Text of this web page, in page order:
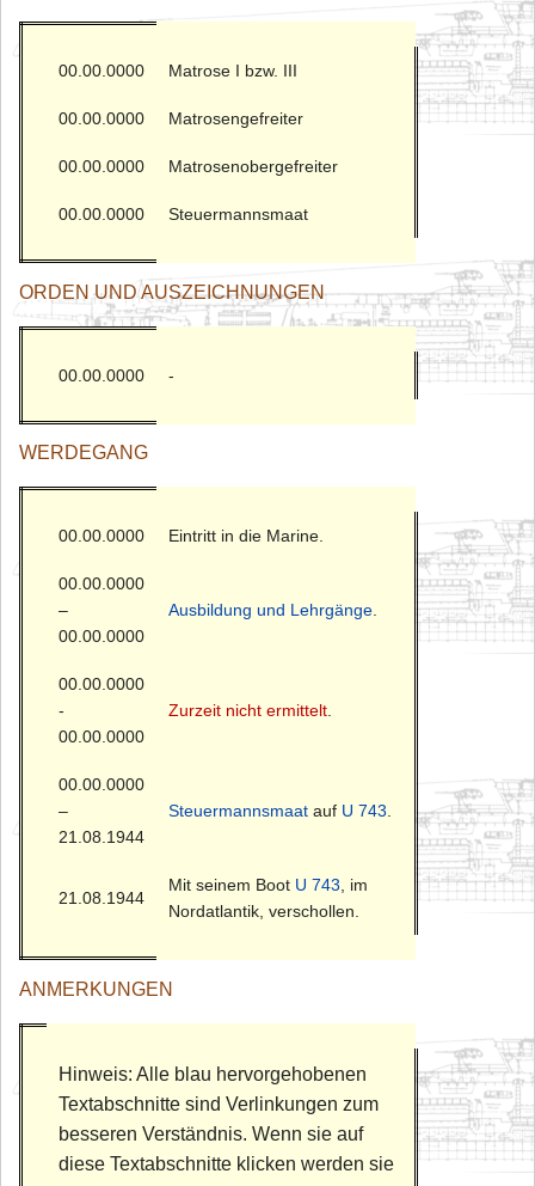
00.00.0000 Matrose I bzw. III
00.00.0000 Matrosengefreiter
00.00.0000 Matrosenobergefreiter
00.00.0000 Steuermannsmaat
ORDEN UND AUSZEICHNUNGEN
00.00.0000 -
WERDEGANG
00.00.0000 Eintritt in die Marine.
00.00.0000
–
00.00.0000
Ausbildung und Lehrgänge.
00.00.0000
-
00.00.0000
Zurzeit nicht ermittelt.
00.00.0000
–
21.08.1944
Steuermannsmaat auf U 743.
21.08.1944
Mit seinem Boot U 743, im
Nordatlantik, verschollen.
ANMERKUNGEN
Hinweis: Alle blau hervorgehobenen
Textabschnitte sind Verlinkungen zum
besseren Verständnis. Wenn sie auf
diese Textabschnitte klicken werden sie